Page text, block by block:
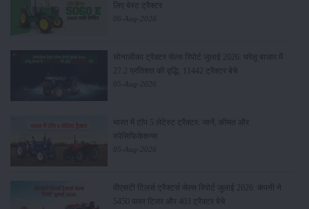
लिए बेस्ट ट्रैक्टर
06-Aug-2026
सोनालीका ट्रैक्टर सेल्स रिपोर्ट जुलाई 2026: घरेलू बाजार में
27.2 प्रतिशत की वृद्धि, 11442 ट्रैक्टर बेचे
05-Aug-2026
भारत में टॉप 5 लेटेस्ट ट्रैक्टर: जानें, कीमत और
स्पेसिफिकेशन्स
05-Aug-2026
वीएसटी टिलर्स ट्रैक्टर्स सेल्स रिपोर्ट जुलाई 2026: कंपनी ने
5450 पावर टिलर और 403 ट्रैक्टर बेचे